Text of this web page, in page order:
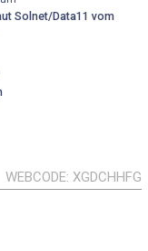
Solnet/Data11 vom
WEBCODE XGDCHHFG